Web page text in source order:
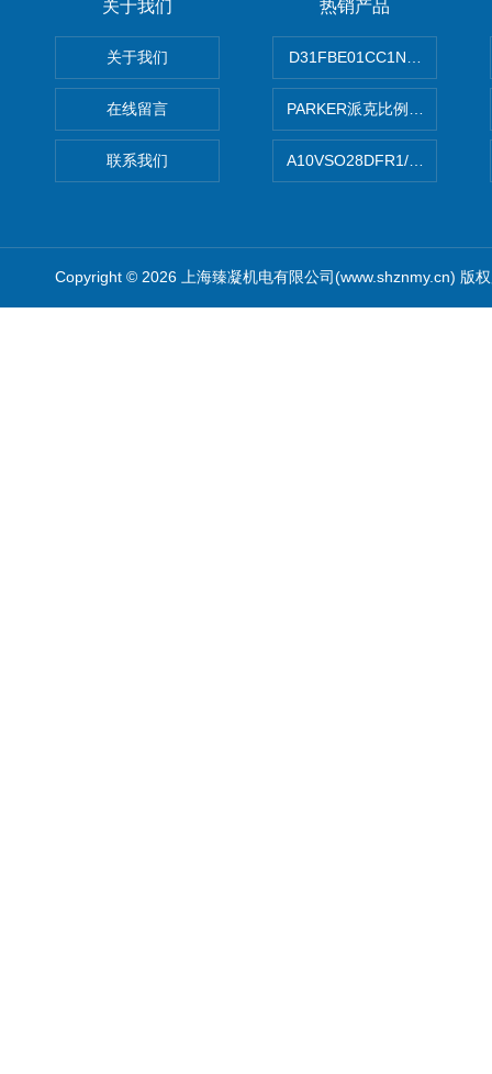
关于我们
关于我们
在线留言
联系我们
热销产品
PARKER派克比例阀 柱塞泵
A10VSO28DFR1/
Copyright © 2026 上海臻凝机电有限公司(www.shznmy.cn) 版